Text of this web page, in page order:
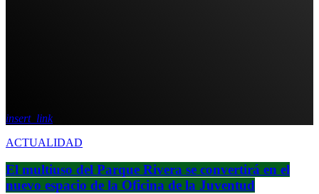
insert_link
ACTUALIDAD
El multiuso del Parque Rivera se convertirá en el
nuevo espacio de la Oficina de la Juventud